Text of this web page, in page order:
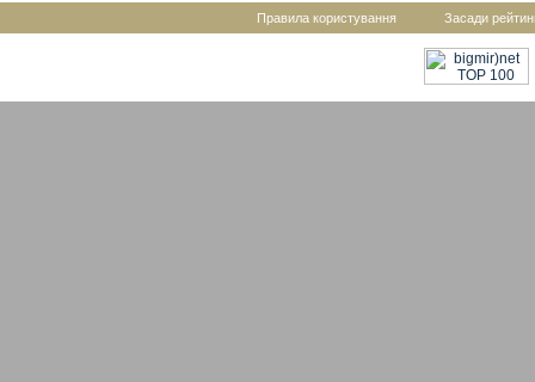
Правила користування Засади